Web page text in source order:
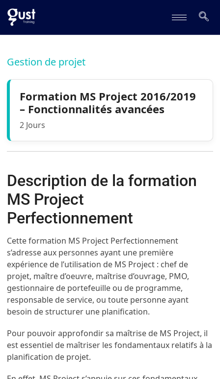
Gestion de projet
Formation MS Project 2016/2019
– Fonctionnalités avancées
2 Jours
Description de la formation
MS Project
Perfectionnement
Cette formation MS Project Perfectionnement
s’adresse aux personnes ayant une première
expérience de l’utilisation de MS Project : chef de
projet, maître d’oeuvre, maîtrise d’ouvrage, PMO,
gestionnaire de portefeuille ou de programme,
responsable de service, ou toute personne ayant
besoin de structurer une planification.
Pour pouvoir approfondir sa maîtrise de MS Project, il
est essentiel de maîtriser les fondamentaux relatifs à la
planification de projet.